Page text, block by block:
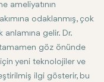
ameliyatının
odaklanmış, çok
gelir. Dr.
tamamen göz önünde
yeni teknolojiler ve
ilgi gösterir, bu